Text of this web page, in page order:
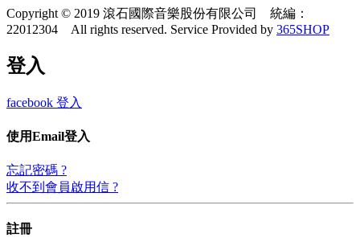
Copyright © 2019 滾石國際音樂股份有限公司 統編：
22012304 All rights reserved. Service Provided by 365SHOP
登入
facebook 登入
使用Email登入
忘記密碼 ?
收不到會員啟用信 ?
註冊